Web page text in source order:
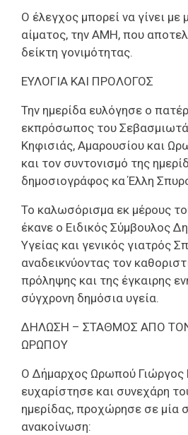
Ο έλεγχος μπορεί να γίνει με
αίματος, την ΑΜΗ, που
δείκτη γονιμότητας.
ΕΥΛΟΓΙΑ ΚΑΙ ΠΡΟΛΟΓΟΣ
Την ημερίδα ευλόγησε ο
εκπρόσωπος του
Κηφισιάς, Αμαρουσίου και
και τον συντονισμό της
δημοσιογράφος κα Έλλη
Το καλωσόρισμα εκ μέρους
έκανε ο Ειδικός Σύμβουλος
Υγείας και γενικός γιατρός
αναδεικνύοντας τον
πρόληψης και της έγκαιρης
σύγχρονη δημόσια υγεία.
ΔΗΛΩΣΗ – ΣΤΑΘΜΟΣ ΑΠΟ
ΩΡΩΠΟΥ
Ο Δήμαρχος Ωρωπού Γιώργος
ευχαρίστησε και συνεχάρη
ημερίδας, προχώρησε σε μία
ανακοίνωση: